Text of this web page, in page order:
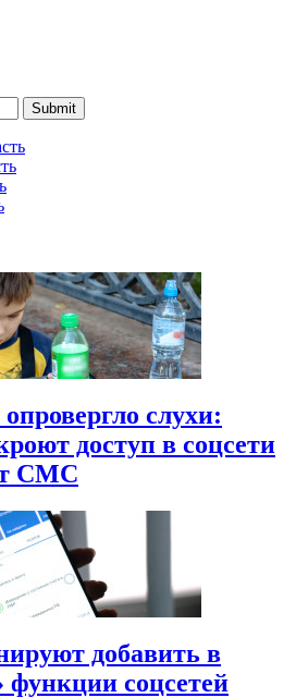
Submit
слухи:
доступ в соцсети
СМС
добавить в
функции соцсетей